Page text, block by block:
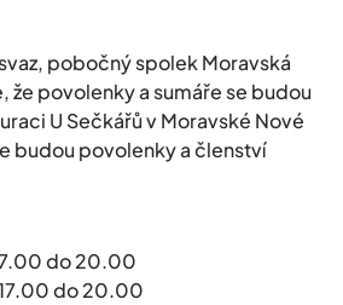
pobočný spolek Moravská
že povolenky a sumáře se budou
U Sečkářů v Moravské Nové
budou povolenky a členství
do 20.00
do 20.00